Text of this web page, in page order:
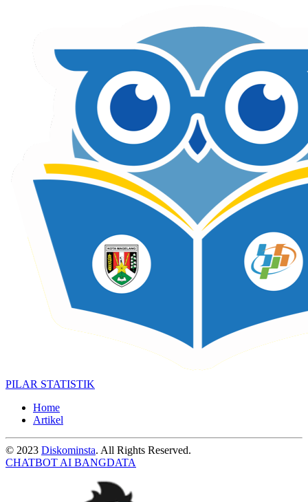
PILAR STATISTIK
Home
Artikel
© 2023 Diskominsta. All Rights Reserved.
CHATBOT AI BANGDATA